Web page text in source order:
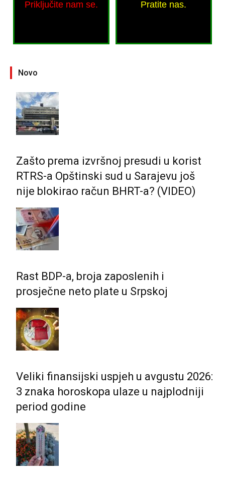
Priključite nam se. Pratite nas.
Novo
Zašto prema izvršnoj presudi u korist
RTRS-a Opštinski sud u Sarajevu još
nije blokirao račun BHRT-a? (VIDEO)
Rast BDP-a, broja zaposlenih i
prosječne neto plate u Srpskoj
Veliki finansijski uspjeh u avgustu 2026:
3 znaka horoskopa ulaze u najplodniji
period godine